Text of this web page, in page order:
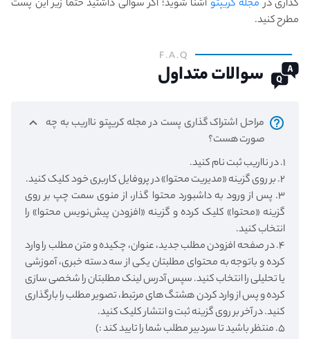
گذاری در مجله کریپتوآشنا شوید؛ اگر سوالی داشتید حتما زیر این پست
مطرح کنید.
F.A.Q
سوالات متداول
مراحل اشتراک گذاری پست در مجله کریپتو نااریب به چه
صورت هست؟
۱. در نااریب ثبت نام کنید.
۲. بر روی گزینه «مدیریت محتوا» در پروفایل کاربری خود کلیک کنید.
۳. پس از ورود به داشبورد محتوا گذار، از منوی سمت چپ بر روی
گزینه «محتوا» کلیک کرده و گزینه «افزودن پیش‌نویس محتوا» را
انتخاب کنید.
۴. در صفحه افزودن مطلب جدید، عنوان، چکیده و متن مطلب را وارد
کرده و باتوجه به محتوای مطلبتان یکی از سه دسته خبری، آموزشی
یا تحلیلی را انتخاب کنید. سپس آدرس لینک مطلبتان را شخصی سازی
کرده و پس از وارد کردن هشتگ های مرتبط، تصویر مطلب را بارگذاری
کنید. در آخر بر روی گزینه ثبت و انتشار کلیک کنید.
۵. منتظر باشید تا سردبیر مطلب شما را تایید کند :)